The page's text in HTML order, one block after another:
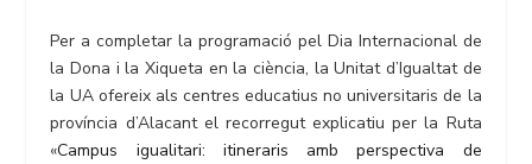
Per a completar la programació pel Dia Internacional de
la Dona i la Xiqueta en la ciència, la Unitat d’Igualtat de
la UA ofereix als centres educatius no universitaris de la
província d’Alacant el recorregut explicatiu per la Ruta
«Campus igualitari: itineraris amb perspectiva de